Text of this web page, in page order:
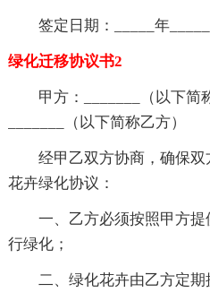
签定日期：_____年
绿化迁移协议书2
甲方：_______（以下简
_______（以下简称乙方）
经甲乙双方协商，确保
花卉绿化协议：
一、乙方必须按照甲方
行绿化；
二、绿化花卉由乙方定期